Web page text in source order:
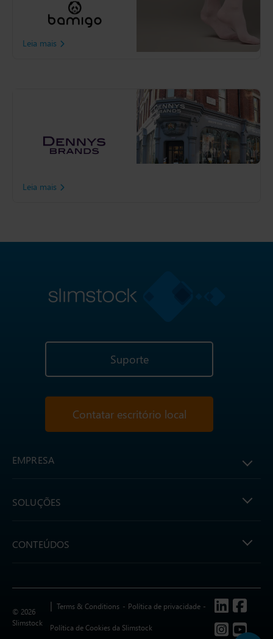
Bamigo é uma marca
exclusiva especializada em
roupas de fibras bambu.
Leia mais
de uma única loja no
coração de Londres para
Leia mais
Suporte
Contatar escritório local
EMPRESA
SOLUÇÕES
CONTEÚDOS
© 2026
Slimstock
Terms & Conditions Política de privacidade
Política de Cookies da Slimstock
Follow us